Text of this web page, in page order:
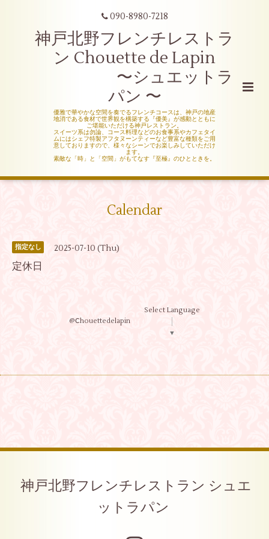
090-8980-7218
神戸北野フレンチレストラ
ン Chouette de Lapin
〜シュエットラ
パン 〜
優雅で華やかな空間を奏でるフレンチコースは、神戸の地産
地消である食材で世界観を構築する『優美』が感動とともに
ご堪能いただける神戸レストラン。
スイーツ系は勿論、コース料理などのお食事系やカフェタイ
ムにはシェフ特製アフタヌーンティーなど豊富な種類をご用
意しておりますので、様々なシーンでお楽しみしていただけ
ます。
素敵な「時」と「空間」がもてなす『至極』のひとときを。
Calendar
指定なし 2025-07-10 (Thu)
定休日
@Ⅽhouettedelapin
Select Language
▼
神戸北野フレンチレストラン シュエ
ットラパン